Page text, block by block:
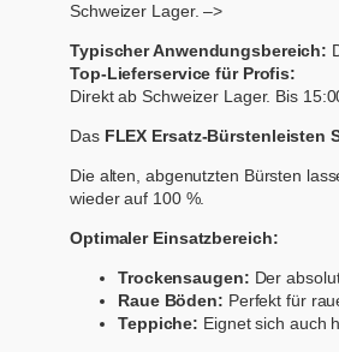
Schweizer Lager. –>
Typischer Anwendungsbereich:
Top-Lieferservice für Profis:
Direkt ab Schweizer Lager. Bis
Das FLEX Ersatz-Bürstenleisten
Die alten, abgenutzten Bürsten
wieder auf 100 %.
Optimaler Einsatzbereich:
Trockensaugen: Der
Raue Böden: Perfekt für
Teppiche: Eignet sich auch